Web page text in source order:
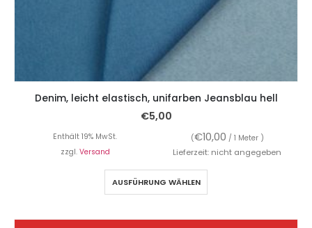
Denim, leicht elastisch, unifarben Jeansblau hell
€5,00
Enthält 19% MwSt. (€10,00 / 1 Meter )
zzgl. Versand Lieferzeit: nicht angegeben
AUSFÜHRUNG WÄHLEN